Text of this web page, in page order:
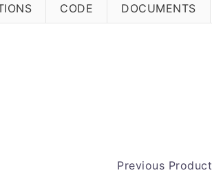
CODE DOCUMENTS
Previous Product